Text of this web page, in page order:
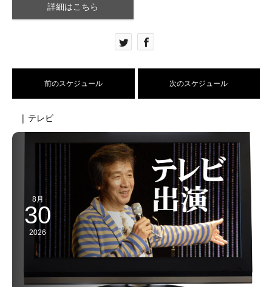
詳細はこちら
前のスケジュール 次のスケジュール
| テレビ
8月
30
2026